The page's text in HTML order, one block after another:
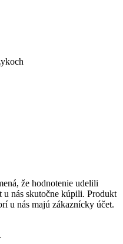
že hodnotenie udelili
nás skutočne kúpili. Produkt
u nás majú zákaznícky účet.